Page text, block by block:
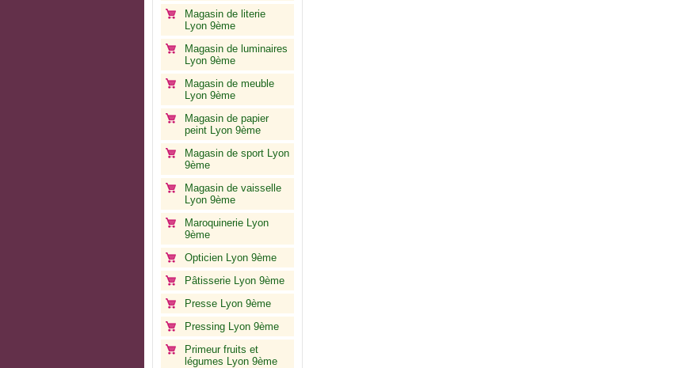
Magasin de literie
Lyon 9ème
Magasin de luminaires
Lyon 9ème
Magasin de meuble
Lyon 9ème
Magasin de papier
peint Lyon 9ème
Magasin de sport Lyon
9ème
Magasin de vaisselle
Lyon 9ème
Maroquinerie Lyon
9ème
Opticien Lyon 9ème
Pâtisserie Lyon 9ème
Presse Lyon 9ème
Pressing Lyon 9ème
Primeur fruits et
légumes Lyon 9ème